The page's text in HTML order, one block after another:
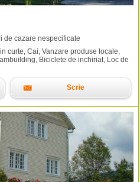
de cazare nespecificate
curte, Cai, Vanzare produse locale,
Biciclete de inchiriat, Loc de
Scrie